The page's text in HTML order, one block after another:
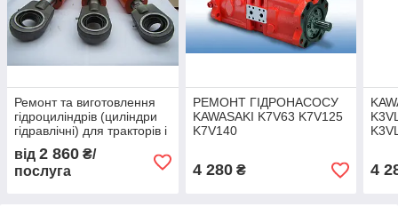
Ремонт та виготовлення
гідроциліндрів (циліндри
гідравлічні) для тракторів і
сільськогосподарської
техніки
від 2 860 ₴/
послуга
РЕМОНТ ГІДРОНАСОСУ
KAWASAKI K7V63 K7V125
K7V140
4 280₴ 4